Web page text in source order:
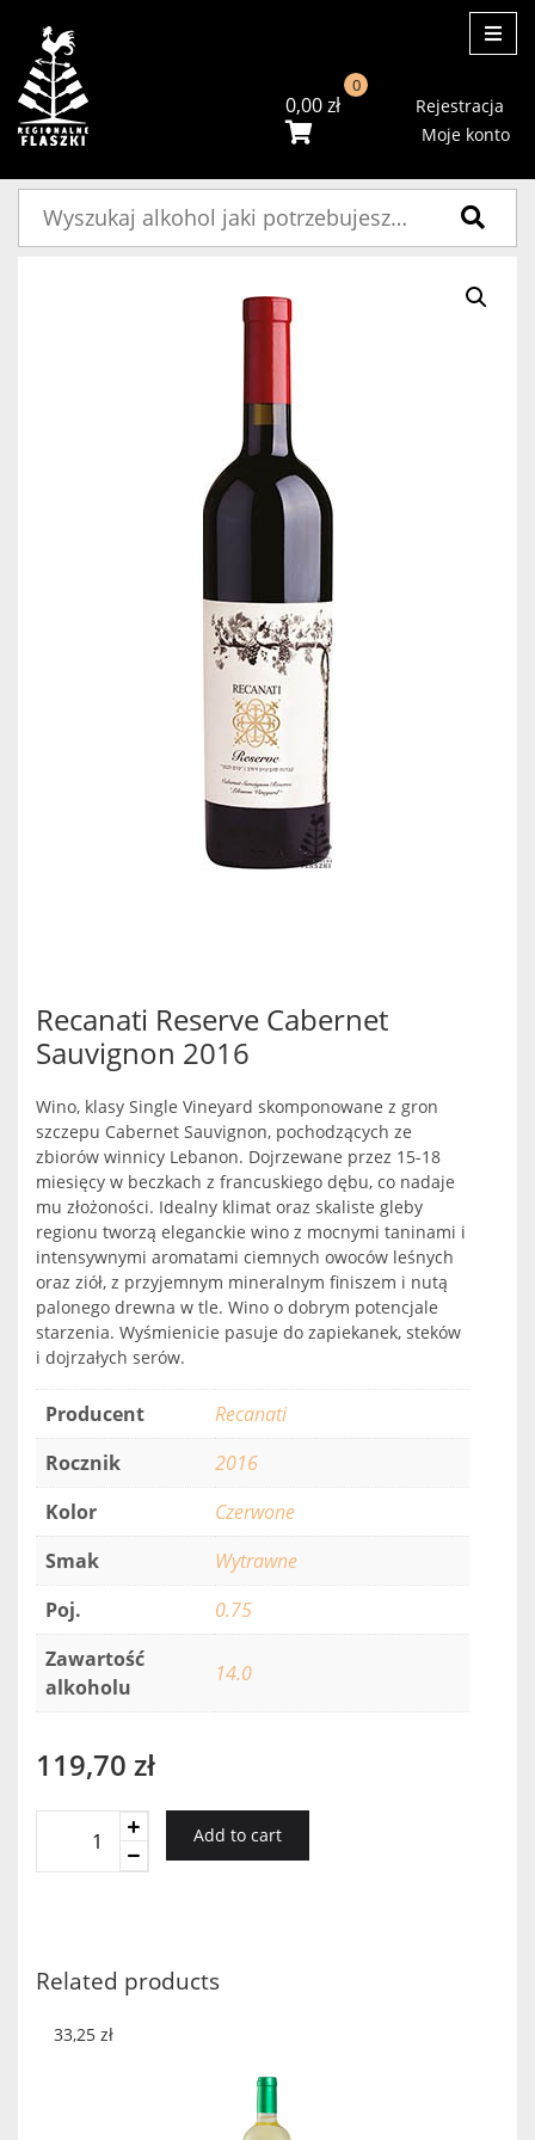
0,00zł
0
Rejestracja
Moje konto
Recanati Reserve Cabernet
Sauvignon 2016
Wino, klasy Single Vineyard skomponowane z gron
szczepu Cabernet Sauvignon, pochodzących ze
zbiorów winnicy Lebanon. Dojrzewane przez 15-18
miesięcy w beczkach z francuskiego dębu, co nadaje
mu złożoności. Idealny klimat oraz skaliste gleby
regionu tworzą eleganckie wino z mocnymi taninami i
intensywnymi aromatami ciemnych owoców leśnych
oraz ziół, z przyjemnym mineralnym finiszem i nutą
palonego drewna w tle. Wino o dobrym potencjale
starzenia. Wyśmienicie pasuje do zapiekanek, steków
i dojrzałych serów.
Producent
Recanati
Rocznik
2016
Kolor
Czerwone
Smak
Wytrawne
Poj.
0.75
Zawartość
alkoholu
14.0
119,70 zł
Reserve
quantity
Add to cart
Related products
33,25 zł